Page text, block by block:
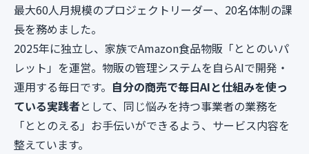
最大60人月規模のプロジェクトリーダー、20名体制の課
長を務めました。
2025年に独立し、家族でAmazon食品物販「ととのいパ
レット」を運営。物販の管理システムを自らAIで開発・
運用する毎日です。 自分の商売で毎日AIと仕組みを使っ
ている実践者として、同じ悩みを持つ事業者の業務を
「ととのえる」お手伝いができるよう、サービス内容を
整えています。